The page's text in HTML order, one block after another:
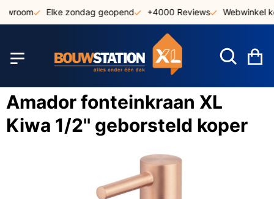
Elke zondag geopend +4000 Reviews Webwinkel
Amador fonteinkraan XL
Kiwa 1/2'' geborsteld koper